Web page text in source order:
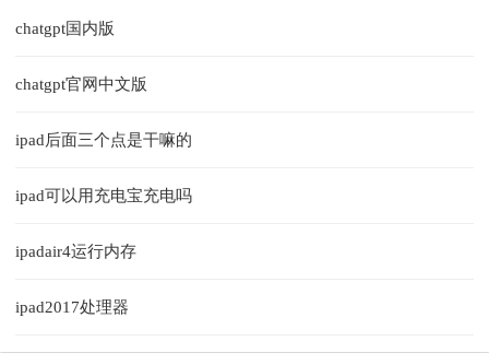
chatgpt国内版
chatgpt官网中文版
ipad后面三个点是干嘛的
ipad可以用充电宝充电吗
ipadair4运行内存
ipad2017处理器